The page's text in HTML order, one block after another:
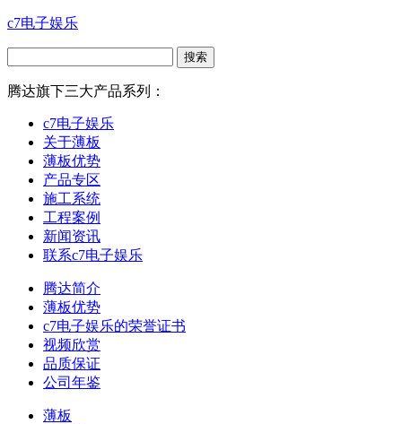
c7电子娱乐
腾达旗下三大产品系列：
c7电子娱乐
关于薄板
薄板优势
产品专区
施工系统
工程案例
新闻资讯
联系c7电子娱乐
腾达简介
薄板优势
c7电子娱乐的荣誉证书
视频欣赏
品质保证
公司年鉴
薄板